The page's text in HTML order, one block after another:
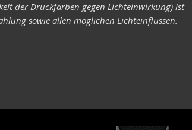
der Druckfarben gegen Lichteinwirkung) ist
sowie allen möglichen Lichteinflüssen.